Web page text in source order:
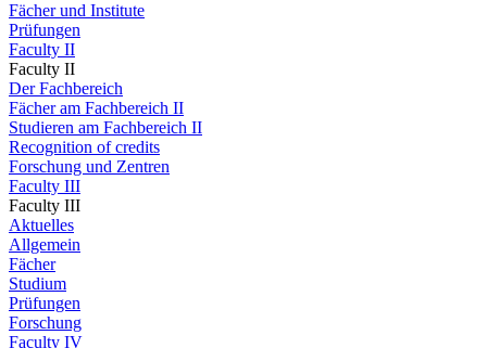
Fächer und Institute
Prüfungen
Faculty II
Faculty II
Der Fachbereich
Fächer am Fachbereich II
Studieren am Fachbereich II
Recognition of credits
Forschung und Zentren
Faculty III
Faculty III
Aktuelles
Allgemein
Fächer
Studium
Prüfungen
Forschung
Faculty IV